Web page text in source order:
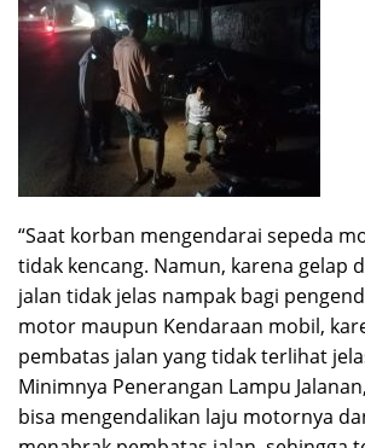
“Saat korban mengendarai sepeda
tidak kencang. Namun, karena gelap
jalan tidak jelas nampak bagi
motor maupun Kendaraan mobil,
pembatas jalan yang tidak terlihat
Minimnya Penerangan Lampu
bisa mengendalikan laju motornya